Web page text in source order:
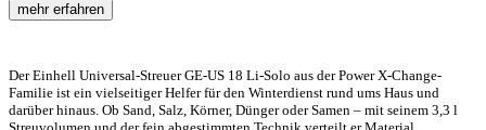
mehr erfahren
Der Einhell Universal-Streuer GE-US 18 Li-Solo aus der Power X-Change-
Familie ist ein vielseitiger Helfer für den Winterdienst rund ums Haus und
darüber hinaus. Ob Sand, Salz, Körner, Dünger oder Samen – mit seinem 3,3 l